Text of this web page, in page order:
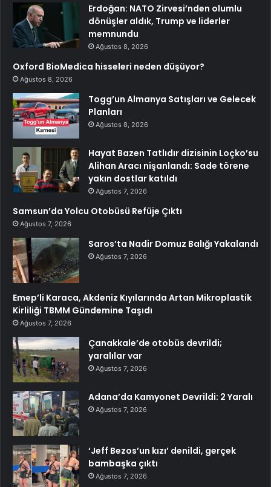
Erdoğan: NATO Zirvesi’nden olumlu
dönüşler aldık, Trump ve liderler
memnundu
Ağustos 8, 2026
Oxford BioMedica hisseleri neden düşüyor?
Ağustos 8, 2026
Togg’un Almanya Satışları ve Gelecek
Planları
Ağustos 8, 2026
Hayat Bazen Tatlıdır dizisinin Loçko’su
Alihan Aracı nişanlandı: Sade törene
yakın dostlar katıldı
Ağustos 7, 2026
Samsun’da Yolcu Otobüsü Refüje Çıktı
Ağustos 7, 2026
Saros’ta Nadir Domuz Balığı Yakalandı
Ağustos 7, 2026
Emep’li Karaca, Akdeniz Kıyılarında Artan Mikroplastik
Kirliliği TBMM Gündemine Taşıdı
Ağustos 7, 2026
Çanakkale’de otobüs devrildi;
yaralılar var
Ağustos 7, 2026
Adana’da Kamyonet Devrildi: 2 Yaralı
Ağustos 7, 2026
‘Jeff Bezos’un kızı’ denildi, gerçek
bambaşka çıktı
Ağustos 7, 2026